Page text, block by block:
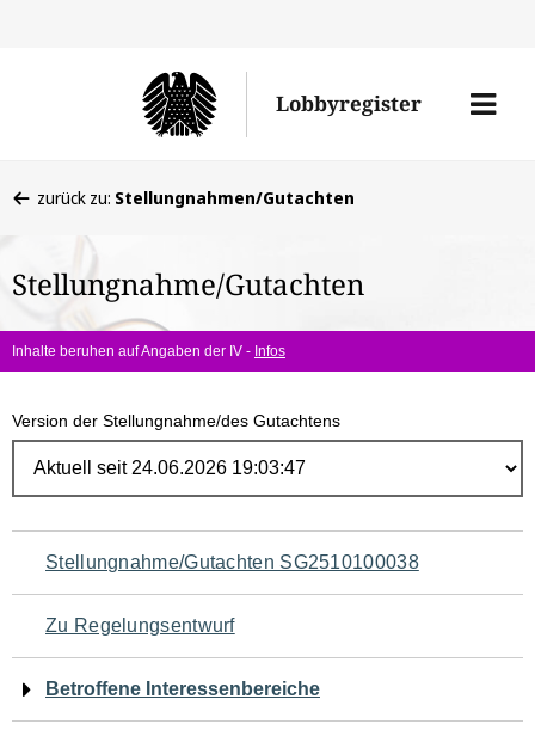
Lobbyregister
Menü
befinden
hier:
zurück zu: Stellungnahmen/Gutachten
Stellungnahme/Gutachten
Inhalte beruhen auf Angaben der IV - Infos
Version der Stellungnahme/des Gutachtens
Navigation
für
den
Seiteninhalt
Stellungnahme/Gutachten SG2510100038
Zu Regelungsentwurf
Betroffene Interessenbereiche